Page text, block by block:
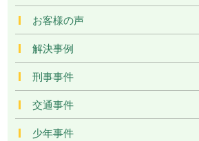
お客様の声
解決事例
刑事事件
交通事件
少年事件